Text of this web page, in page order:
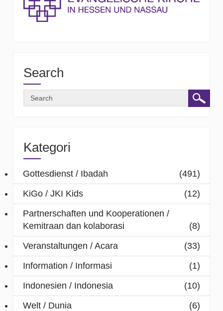
Search
Kategori
Gottesdienst / Ibadah
(491)
KiGo / JKI Kids
(12)
Partnerschaften und Kooperationen /
Kemitraan dan kolaborasi
(8)
Veranstaltungen / Acara
(33)
Information / Informasi
(1)
Indonesien / Indonesia
(10)
Welt / Dunia
(6)